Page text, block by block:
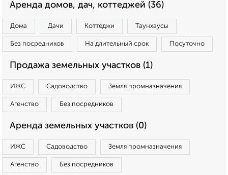
Аренда домов, дач, коттеджей (36)
Дома Дачи Коттеджи Таунхаусы
Без посредников На длительный срок Посуточно
Продажа земельных участков (1)
ИЖС Садоводство Земля промназначения
Агенство Без посредников
Аренда земельных участков (0)
ИЖС Садоводство Земля промназначения
Агенство Без посредников